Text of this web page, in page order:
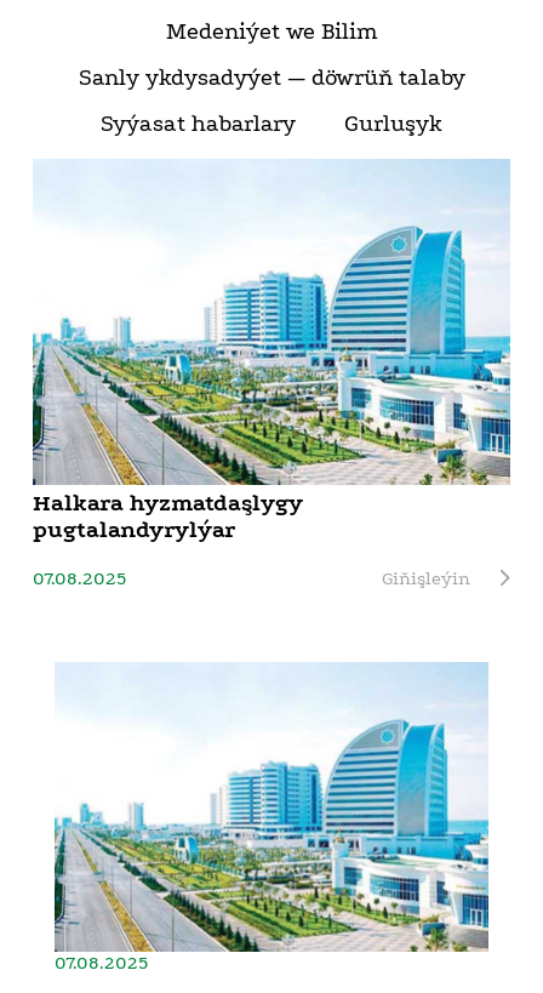
Medeniýet we Bilim
Sanly ykdysadyýet — döwrüň talaby
Syýasat habarlary
Gurluşyk
Halkara hyzmatdaşlygy
pugtalandyrylýar
07.08.2025 Giňişleýin
07.08.2025